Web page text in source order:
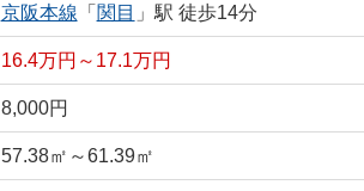
京阪本線 「 関目 」駅 徒歩14分
16.4万円～17.1万円
8,000円
57.38㎡～61.39㎡